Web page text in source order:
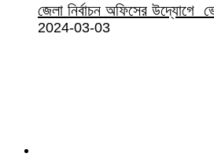
জেলা নির্বাচন অফিসের উদ্যোগে
2024-03-03